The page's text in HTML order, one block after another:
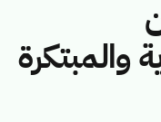
والمبتكرة